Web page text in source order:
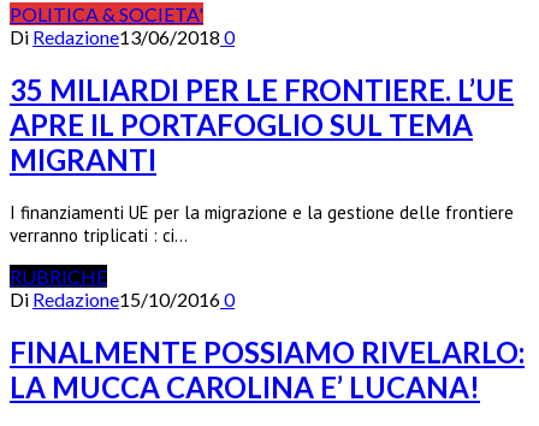
POLITICA & SOCIETA'
Di Redazione13/06/2018 0
35 MILIARDI PER LE FRONTIERE. L’UE
APRE IL PORTAFOGLIO SUL TEMA
MIGRANTI
I finanziamenti UE per la migrazione e la gestione delle frontiere
verranno triplicati : ci…
RUBRICHE
Di Redazione15/10/20160
FINALMENTE POSSIAMO RIVELARLO:
LA MUCCA CAROLINA E’ LUCANA!